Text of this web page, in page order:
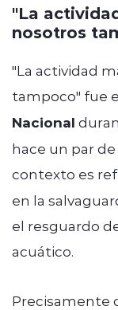
"La
nosotros
"La actividad
tampoco" fue
Nacional
hace un par
contexto es
en la
el resguardo
acuático.
Precisamente